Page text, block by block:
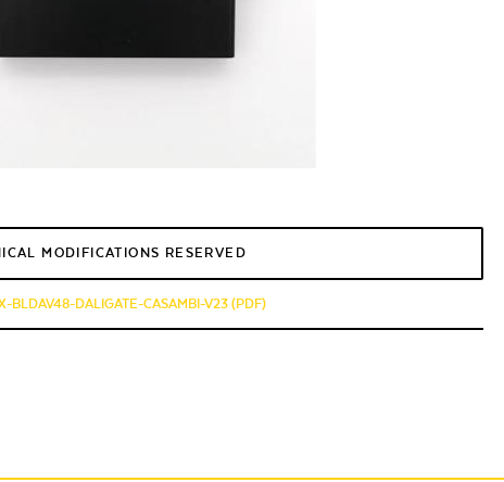
MODIFICATIONS RESERVED
BLDAV48-DALIGATE-CASAMBI-V23 (PDF)